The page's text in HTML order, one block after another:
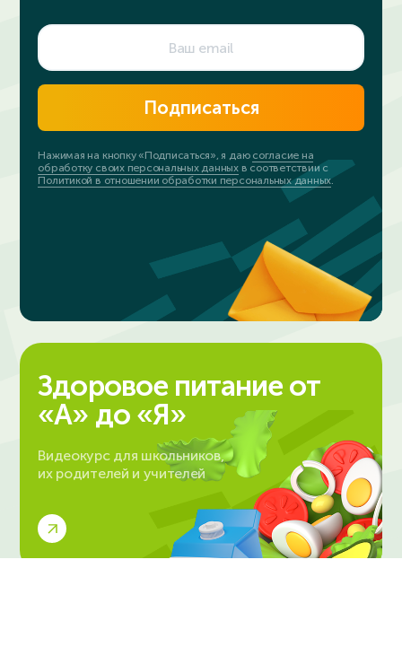
Подписаться
Нажимая на кнопку «Подписаться», я даю согласие на
обработку своих персональных данных в соответствии с
Политикой в отношении обработки персональных данных.
Здоровое питание от
«А» до «Я»
Видеокурс для школьников,
их родителей и учителей